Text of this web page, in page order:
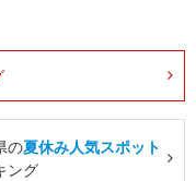
の夏休み人気スポット
ング